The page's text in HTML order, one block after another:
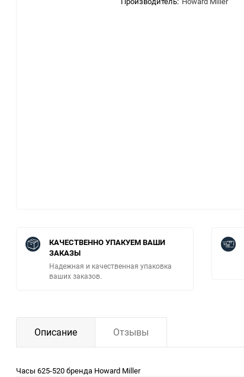
КАЧЕСТВЕННО УПАКУЕМ ВАШИ
ЗАКАЗЫ
Надежная и качественная упаковка
ваших заказов.
Описание Отзывы
Часы 625-520 бренда Howard Miller